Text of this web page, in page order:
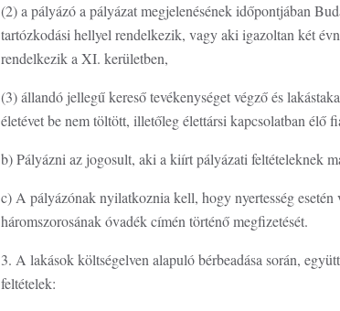
(2) a pályázó a pályázat megjelenésének időpontjában
tartózkodási hellyel rendelkezik, vagy aki igazoltan két
rendelkezik a XI. kerületben,
(3) állandó jellegű kereső tevékenységet végző és
életévet be nem töltött, illetőleg élettársi kapcsolatban élő
b) Pályázni az jogosult, aki a kiírt pályázati feltételeknek
c) A pályázónak nyilatkoznia kell, hogy nyertesség
háromszorosának óvadék címén történő megfizetését.
3. A lakások költségelven alapuló bérbeadása során,
feltételek: